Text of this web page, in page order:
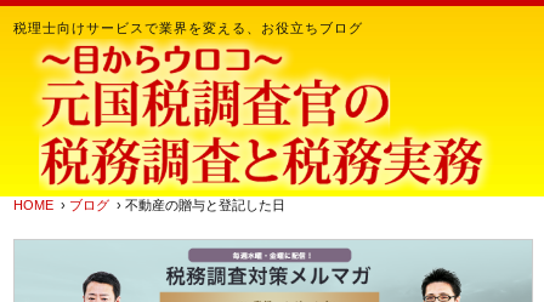
税理士向けサービスで業界を変える、お役立ちブログ
HOME › ブログ › 不動産の贈与と登記した日